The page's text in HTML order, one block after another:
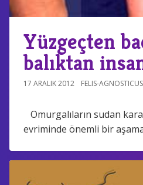
Yüzgeçten
balıktan
17 ARALIK 2012 FELIS-AGNOSTICUS
Omurgalıların sudan
evriminde önemli bir